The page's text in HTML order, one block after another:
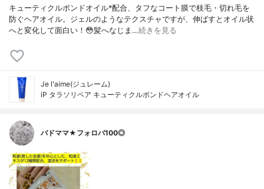
キューティクルボンドオイル*配合、タフなコート膜で枝毛・切れ毛を
防ぐヘアオイル。ジェルのようなテクスチャですが、伸ばすとオイル状
へと変化して面白い！😳髪へなじま…続きを見る
Je l'aime(ジュレーム)
iP タラソリペア キューティクルボンドヘアオイル
バドママ★フォロバ100◎